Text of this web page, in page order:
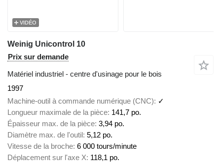
VIDÉO
Weinig Unicontrol 10
Prix sur demande
Matériel industriel - centre d'usinage pour le bois
1997
Machine-outil à commande numérique (CNC)
✓
Longueur maximale de la pièce 141,7 po.
Épaisseur max. de la pièce 3,94 po.
Diamètre max. de l'outil 5,12 po.
Vitesse de la broche 6 000 tours/minute
Déplacement sur l'axe X 118,1 po.